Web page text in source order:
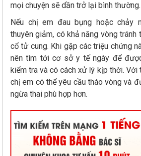
mọi chuyện sẽ dần trở lại bình thường.
Nếu chị em đau bụng hoặc chảy
thuyên giảm, có khả năng vòng
cổ tử cung. Khi gặp các triệu chứng
nên tìm tới cơ sở y tế ngày để
kiểm tra và có cách xử lý kịp thời. Với
chị em có thể yêu cầu tháo vòng và
ngừa thai phù hợp hơn.